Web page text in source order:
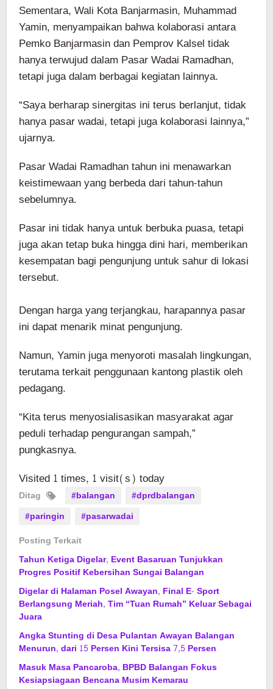
Sementara, Wali Kota Banjarmasin, Muhammad
Yamin, menyampaikan bahwa kolaborasi antara
Pemko Banjarmasin dan Pemprov Kalsel tidak
hanya terwujud dalam Pasar Wadai Ramadhan,
tetapi juga dalam berbagai kegiatan lainnya.
“Saya berharap sinergitas ini terus berlanjut, tidak
hanya pasar wadai, tetapi juga kolaborasi lainnya,”
ujarnya.
Pasar Wadai Ramadhan tahun ini menawarkan
keistimewaan yang berbeda dari tahun-tahun
sebelumnya.
Pasar ini tidak hanya untuk berbuka puasa, tetapi
juga akan tetap buka hingga dini hari, memberikan
kesempatan bagi pengunjung untuk sahur di lokasi
tersebut.
Dengan harga yang terjangkau, harapannya pasar
ini dapat menarik minat pengunjung.
Namun, Yamin juga menyoroti masalah lingkungan,
terutama terkait penggunaan kantong plastik oleh
pedagang.
“Kita terus menyosialisasikan masyarakat agar
peduli terhadap pengurangan sampah,”
pungkasnya.
Visited 1 times, 1 visit(s) today
Ditag #balangan
#dprdbalangan
#paringin
#pasarwadai
Posting Terkait
Tahun Ketiga Digelar, Event Basaruan Tunjukkan
Progres Positif Kebersihan Sungai Balangan
Digelar di Halaman Posel Awayan, Final E- Sport
Berlangsung Meriah, Tim “Tuan Rumah” Keluar Sebagai
Juara
Angka Stunting di Desa Pulantan Awayan Balangan
Menurun, dari 15 Persen Kini Tersisa 7,5 Persen
Masuk Masa Pancaroba, BPBD Balangan Fokus
Kesiapsiagaan Bencana Musim Kemarau